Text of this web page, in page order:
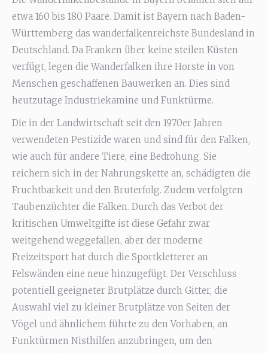
etwa 160 bis 180 Paare. Damit ist Bayern nach Baden-
Württemberg das wanderfalkenreichste Bundesland in
Deutschland. Da Franken über keine steilen Küsten
verfügt, legen die Wanderfalken ihre Horste in von
Menschen geschaffenen Bauwerken an. Dies sind
heutzutage Industriekamine und Funktürme.
Die in der Landwirtschaft seit den 1970er Jahren
verwendeten Pestizide waren und sind für den Falken,
wie auch für andere Tiere, eine Bedrohung. Sie
reichern sich in der Nahrungskette an, schädigten die
Fruchtbarkeit und den Bruterfolg. Zudem verfolgten
Taubenzüchter die Falken. Durch das Verbot der
kritischen Umweltgifte ist diese Gefahr zwar
weitgehend weggefallen, aber der moderne
Freizeitsport hat durch die Sportkletterer an
Felswänden eine neue hinzugefügt. Der Verschluss
potentiell geeigneter Brutplätze durch Gitter, die
Auswahl viel zu kleiner Brutplätze von Seiten der
Vögel und ähnlichem führte zu den Vorhaben, an
Funktürmen Nisthilfen anzubringen, um den